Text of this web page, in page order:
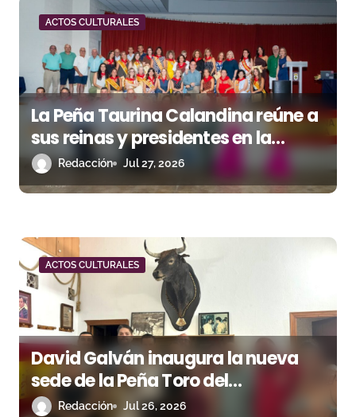
s
ACTOS CULTURALES
La Peña Taurina Calandina reúne a
sus reinas y presidentes en la
celebración de su 50.º aniversario
Redacción Jul 27, 2026
ACTOS CULTURALES
David Galván inaugura la nueva
sede de la Peña Toro del
Aguardiente de San Roque
Redacción Jul 26, 2026